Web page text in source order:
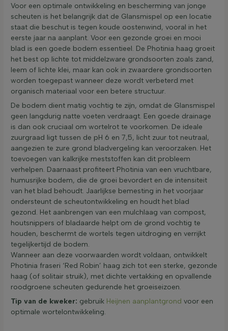
Voor een optimale ontwikkeling en bescherming van jonge
scheuten is het belangrijk dat de Glansmispel op een locatie
staat die beschut is tegen koude oostenwind, vooral in het
eerste jaar na aanplant. Voor een gezonde groei en mooi
blad is een goede bodem essentieel. De Photinia haag groeit
het best op lichte tot middelzware grondsoorten zoals zand,
leem of lichte klei, maar kan ook in zwaardere grondsoorten
worden toegepast wanneer deze wordt verbeterd met
organisch materiaal voor een betere structuur.
De bodem dient matig vochtig te zijn, omdat de Glansmispel
geen langdurig natte voeten verdraagt. Een goede drainage
is dan ook cruciaal om wortelrot te voorkomen. De ideale
zuurgraad ligt tussen de pH 6 en 7,5, licht zuur tot neutraal,
aangezien te zure grond bladvergeling kan veroorzaken. Het
toevoegen van kalkrijke meststoffen kan dit probleem
verhelpen. Daarnaast profiteert Photinia van een vruchtbare,
humusrijke bodem, die de groei bevordert en de intensiteit
van het blad behoudt. Jaarlijkse bemesting in het voorjaar
ondersteunt de scheutontwikkeling en houdt het blad
gezond. Het aanbrengen van een mulchlaag van compost,
houtsnippers of bladaarde helpt om de grond vochtig te
houden, beschermt de wortels tegen uitdroging en verrijkt
tegelijkertijd de bodem.
Wanneer aan deze voorwaarden wordt voldaan, ontwikkelt
Photinia fraseri ‘Red Robin’ haag zich tot een sterke, gezonde
haag (of solitair struik), met dichte vertakking en opvallende
roodgroene scheuten gedurende het groeiseizoen.
Tip van de kweker: gebruik Heijnen aanplantgrond voor een
optimale wortelontwikkeling.